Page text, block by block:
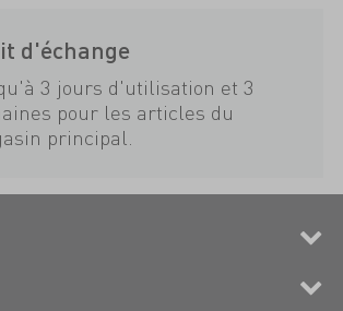
d'échange
3 jours d'utilisation et 3
pour les articles du
principal.